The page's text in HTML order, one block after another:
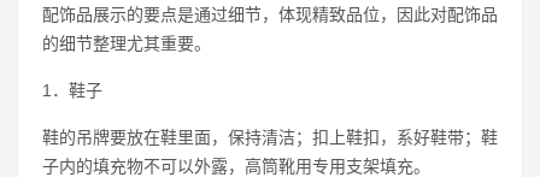
配饰品展示的要点是通过细节，体现精致品位，因此对配饰品
的细节整理尤其重要。
1．鞋子
鞋的吊牌要放在鞋里面，保持清洁；扣上鞋扣，系好鞋带；鞋
子内的填充物不可以外露，高筒靴用专用支架填充。